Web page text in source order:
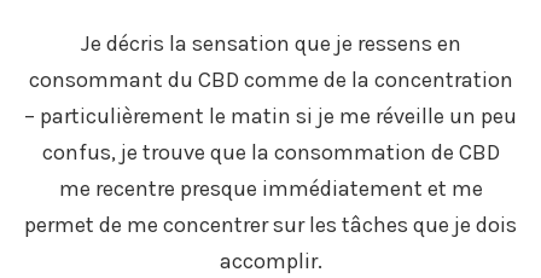
Je décris la sensation que je ressens en
consommant du CBD comme de la concentration
– particulièrement le matin si je me réveille un peu
confus, je trouve que la consommation de CBD
me recentre presque immédiatement et me
permet de me concentrer sur les tâches que je dois
accomplir.